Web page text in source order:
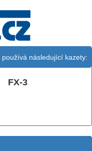
používá následující kazety:
FX-3